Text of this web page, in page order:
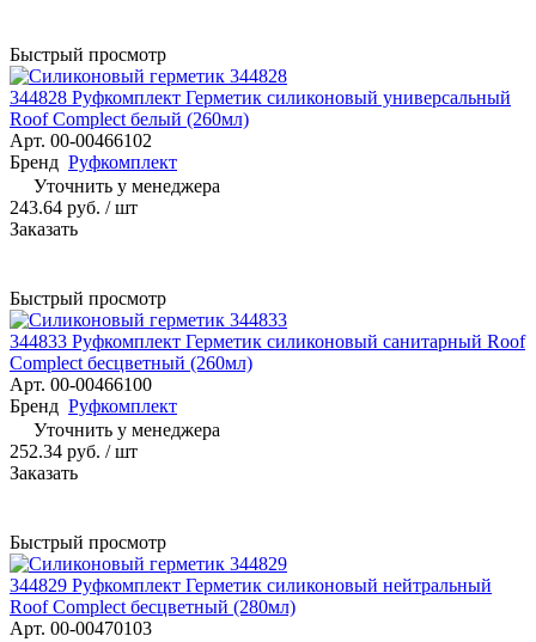
Быстрый просмотр
344828 Руфкомплект Герметик силиконовый универсальный
Roof Complect белый (260мл)
Арт. 00-00466102
Бренд Руфкомплект
Уточнить у менеджера
243.64 руб. / шт
Заказать
Быстрый просмотр
344833 Руфкомплект Герметик силиконовый санитарный Roof
Complect беcцветный (260мл)
Арт. 00-00466100
Бренд Руфкомплект
Уточнить у менеджера
252.34 руб. / шт
Заказать
Быстрый просмотр
344829 Руфкомплект Герметик силиконовый нейтральный
Roof Complect беcцветный (280мл)
Арт. 00-00470103